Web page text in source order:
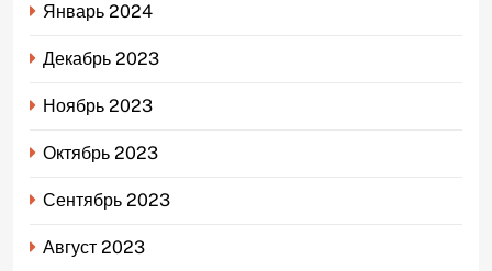
Январь 2024
Декабрь 2023
Ноябрь 2023
Октябрь 2023
Сентябрь 2023
Август 2023